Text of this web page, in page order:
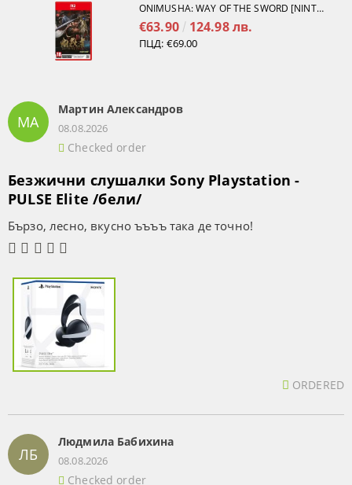
ONIMUSHA: WAY OF THE SWORD [NINTENDO SWITCH 2]
€63.90 124.98 лв.
ПЦД: €69.00
МА
Мартин Александров
08.08.2026
Checked order
Безжични слушалки Sony Playstation -
PULSE Elite /бели/
Бързо, лесно, вкусно ъъъъ така де точно!
ORDERED
ЛБ
Людмила Бабихина
08.08.2026
Checked order